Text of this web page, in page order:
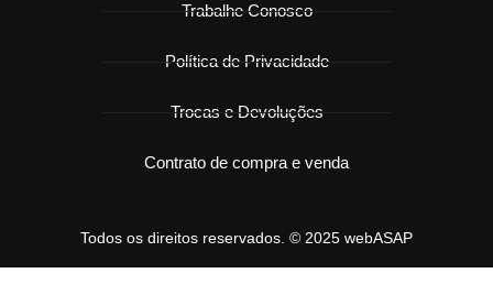
Todos os direitos reservados. © 2025 webASAP
Trabalhe Conosco
Política de Privacidade
Trocas e Devoluções
Contrato de compra e venda